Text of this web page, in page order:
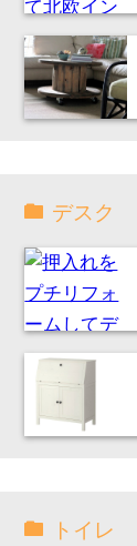
デスク
トイレ